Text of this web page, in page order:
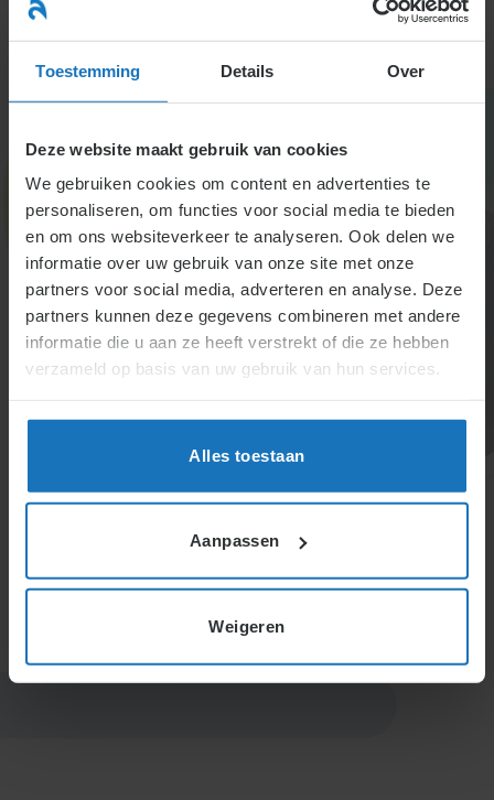
Toestemming Details Over
Deze website maakt gebruik van cookies
We gebruiken cookies om content en advertenties te
personaliseren, om functies voor social media te bieden
en om ons websiteverkeer te analyseren. Ook delen we
informatie over uw gebruik van onze site met onze
partners voor social media, adverteren en analyse. Deze
partners kunnen deze gegevens combineren met andere
informatie die u aan ze heeft verstrekt of die ze hebben
verzameld op basis van uw gebruik van hun services.
Alles toestaan
Aanpassen
Weigeren
naar
inhoud
4.3.1.3. De
pensioentoezegging
Een pensioenovereenkomst verplicht werkgevers
vervangt beloftes over uitkeringen door
transparantere premieregelingen, waarbij
krijgen meer inzicht in inleg en groei, zonder beloftes